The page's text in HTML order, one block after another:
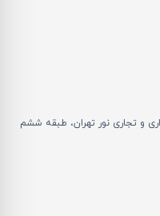
و تجاری نور تهران، طبقه ششم